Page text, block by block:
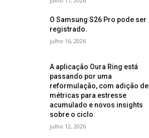
O Samsung S26 Pro pode ser
registrado.
julho 16, 2026
A aplicação Oura Ring está
passando por uma
reformulação, com adição de
métricas para estresse
acumulado e novos insights
sobre o ciclo.
julho 12, 2026